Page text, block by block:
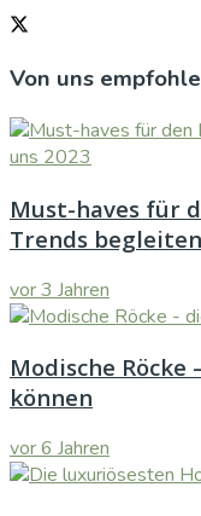
Von uns
Must-haves für
Trends
vor 3 Jahren
Modische Röcke
können
vor 6 Jahren